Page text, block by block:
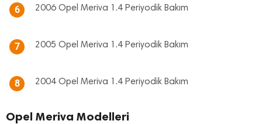
6 2006 Opel Meriva 1.4 Periyodik Bakım
7 2005 Opel Meriva 1.4 Periyodik Bakım
8 2004 Opel Meriva 1.4 Periyodik Bakım
Opel Meriva Modelleri